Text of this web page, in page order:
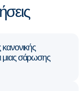
κανονικής
μιας σάρωσης